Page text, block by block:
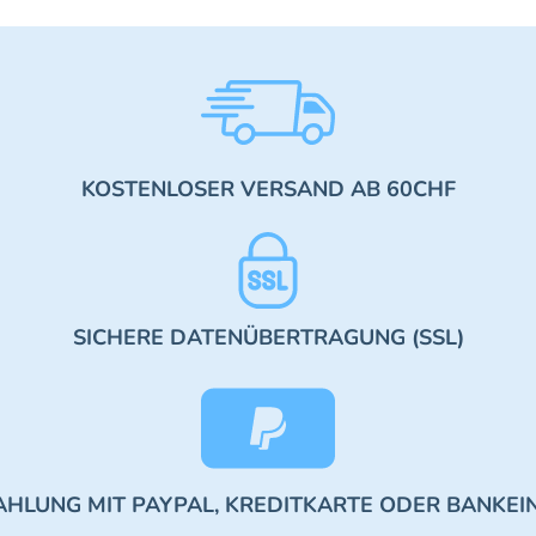
KOSTENLOSER VERSAND AB 60CHF
SICHERE DATENÜBERTRAGUNG (SSL)
MIT PAYPAL, KREDITKARTE ODER